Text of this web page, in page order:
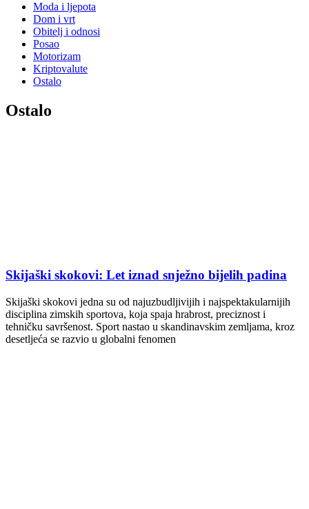
Moda i ljepota
Dom i vrt
Obitelj i odnosi
Posao
Motorizam
Kriptovalute
Ostalo
Ostalo
Skijaški skokovi: Let iznad snježno bijelih padina
Skijaški skokovi jedna su od najuzbudljivijih i najspektakularnijih
disciplina zimskih sportova, koja spaja hrabrost, preciznost i
tehničku savršenost. Sport nastao u skandinavskim zemljama, kroz
desetljeća se razvio u globalni fenomen